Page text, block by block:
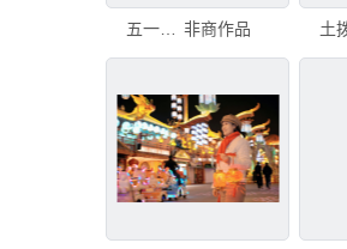
非商作品